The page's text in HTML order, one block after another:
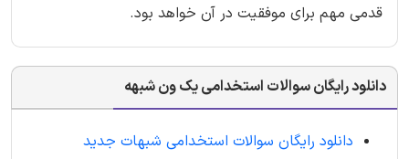
قدمی مهم برای موفقیت در آن خواهد بود.
دانلود رایگان سوالات استخدامی یک ون شبهه
دانلود رایگان سوالات استخدامی شبهات جدید